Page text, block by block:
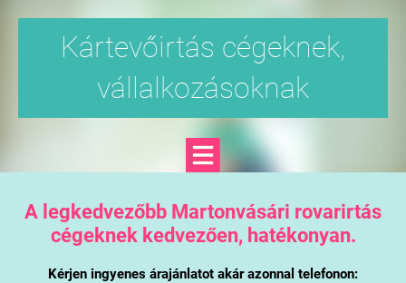
Kártevőirtás cégeknek,
vállalkozásoknak
A legkedvezőbb Martonvásári rovarirtás
cégeknek kedvezően, hatékonyan.
Kérjen ingyenes árajánlatot akár azonnal telefonon: